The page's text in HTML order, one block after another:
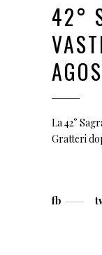
42°
La 42°
Gratteri
fb